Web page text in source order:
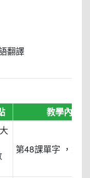
翻譯
教學內容
第48課單字 ，文